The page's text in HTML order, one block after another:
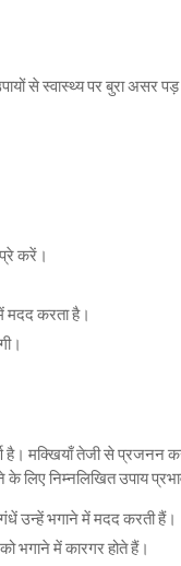
से स्वास्थ्य पर बुरा असर
करें।
मदद करता है।
है। मक्खियाँ तेजी से प्रजनन
लिए निम्नलिखित उपाय
उन्हें भगाने में मदद करती हैं।
भगाने में कारगर होते हैं।